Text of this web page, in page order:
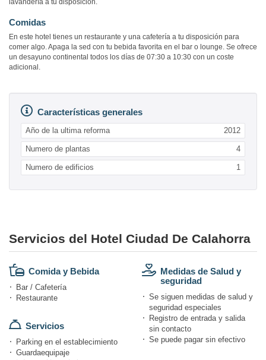
lavandería a tu disposición.
Comidas
En este hotel tienes un restaurante y una cafetería a tu disposición para
comer algo. Apaga la sed con tu bebida favorita en el bar o lounge. Se ofrece
un desayuno continental todos los días de 07:30 a 10:30 con un coste
adicional.
Características generales
Año de la ultima reforma 2012
Numero de plantas 4
Numero de edificios 1
Servicios del Hotel Ciudad De Calahorra
Comida y Bebida
Bar / Cafetería
Restaurante
Servicios
Parking en el establecimiento
Guardaequipaje
Medidas de Salud y
seguridad
Se siguen medidas de salud y
seguridad especiales
Registro de entrada y salida
sin contacto
Se puede pagar sin efectivo